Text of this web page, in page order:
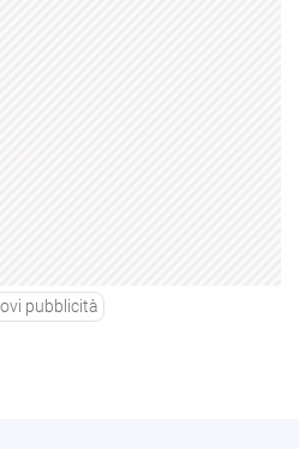
pubblicità